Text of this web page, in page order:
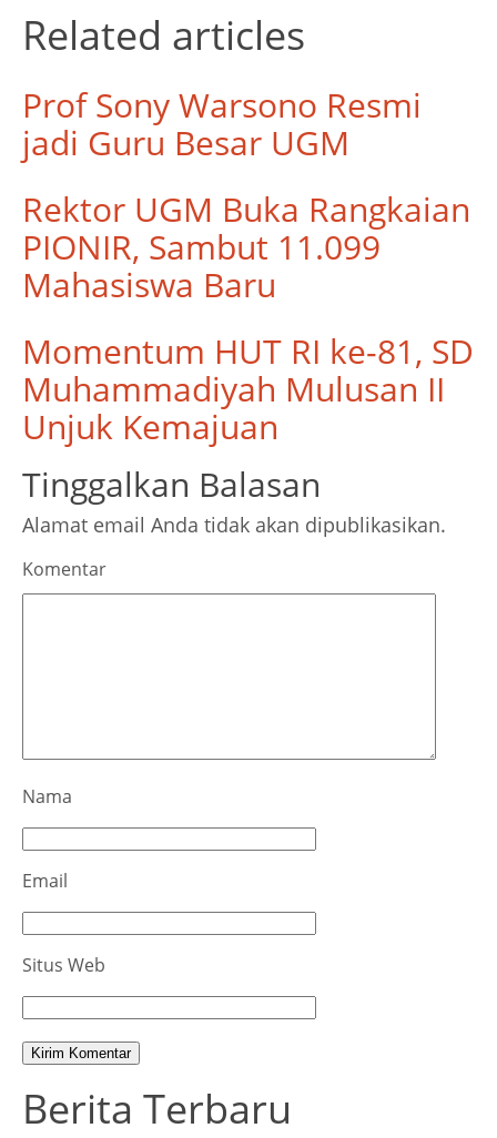
Related articles
Prof Sony Warsono Resmi
jadi Guru Besar UGM
Rektor UGM Buka Rangkaian
PIONIR, Sambut 11.099
Mahasiswa Baru
Momentum HUT RI ke-81, SD
Muhammadiyah Mulusan II
Unjuk Kemajuan
Tinggalkan Balasan
Alamat email Anda tidak akan dipublikasikan.
Komentar
Nama
Email
Situs Web
Berita Terbaru